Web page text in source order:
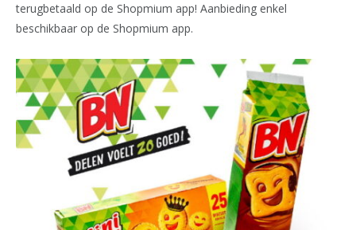
terugbetaald op de Shopmium app! Aanbieding enkel
beschikbaar op de Shopmium app.